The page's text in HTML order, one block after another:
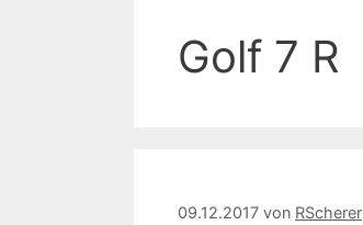
Golf 7 R
09.12.2017 von RScherer